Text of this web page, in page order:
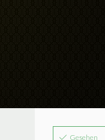
Gesehen